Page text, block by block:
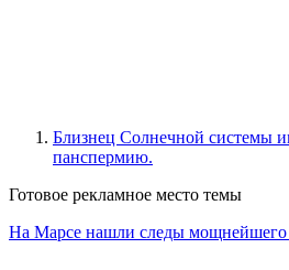
Близнец Солнечной системы
панспермию.
Готовое рекламное место темы
На Марсе нашли следы мощнейшего